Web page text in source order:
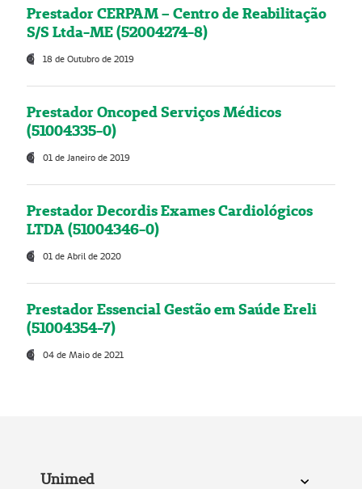
Prestador CERPAM – Centro de Reabilitação
S/S Ltda-ME (52004274-8)
18 de Outubro de 2019
Prestador Oncoped Serviços Médicos
(51004335-0)
01 de Janeiro de 2019
Prestador Decordis Exames Cardiológicos
LTDA (51004346-0)
01 de Abril de 2020
Prestador Essencial Gestão em Saúde Ereli
(51004354-7)
04 de Maio de 2021
Unimed